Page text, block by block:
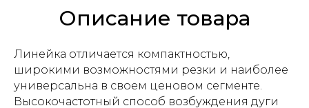
Описание товара
Линейка отличается компактностью,
широкими возможностями резки и наиболее
универсальна в своем ценовом сегменте.
Высокочастотный способ возбуждения дуги